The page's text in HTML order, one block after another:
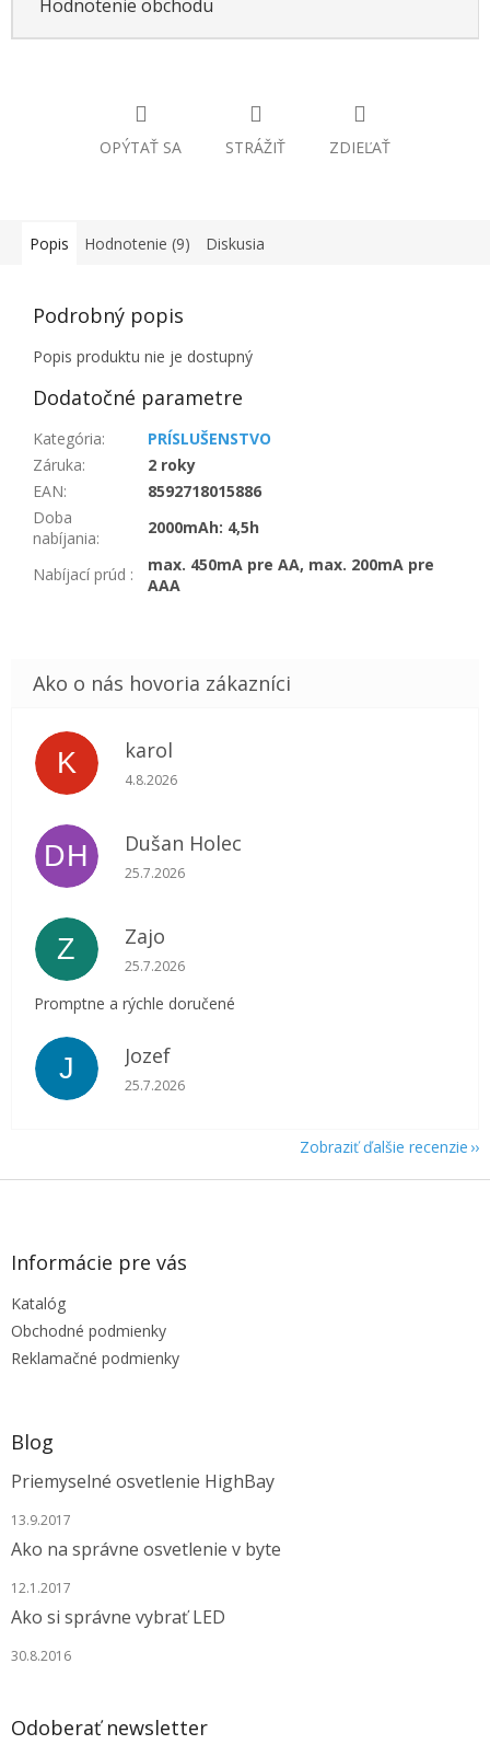
Hodnotenie obchodu
OPÝTAŤ SA STRÁŽIŤ ZDIEĽAŤ
Popis Hodnotenie (9) Diskusia
Podrobný popis
Popis produktu nie je dostupný
Dodatočné parametre
Kategória:
PRÍSLUŠENSTVO
Záruka:
2 roky
EAN:
8592718015886
Doba
nabíjania:
2000mAh: 4,5h
Nabíjací prúd :
max. 450mA pre AA, max. 200mA pre
AAA
K karol
Hodnotenie obchodu je 5 z 5 hviezdičiek.
4.8.2026
DH Dušan Holec
Hodnotenie obchodu je 5 z 5 hviezdičiek.
25.7.2026
Z Zajo
Hodnotenie obchodu je 5 z 5 hviezdičiek.
25.7.2026
Promptne a rýchle doručené
J Jozef
Hodnotenie obchodu je 5 z 5 hviezdičiek.
25.7.2026
Zobraziť ďalšie recenzie
Z
Informácie pre vás
Katalóg
Obchodné podmienky
Reklamačné podmienky
Blog
Priemyselné osvetlenie HighBay
13.9.2017
Ako na správne osvetlenie v byte
12.1.2017
Ako si správne vybrať LED
30.8.2016
Odoberať newsletter